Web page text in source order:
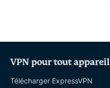
VPN pour tout appareil
Télécharger ExpressVPN